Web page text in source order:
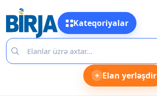
Kateqoriyalar
+ Elan yerləşdir